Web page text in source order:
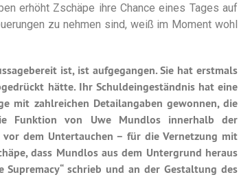
erhöht Zschäpe ihre Chance eines Tages auf
zu nehmen sind, weiß im Moment wohl
ist, ist aufgegangen. Sie hat erstmals
hätte. Ihr Schuldeingeständnis hat eine
mit zahlreichen Detailangaben gewonnen, die
Funktion von Uwe Mundlos innerhalb der
dem Untertauchen – für die Vernetzung mit
dass Mundlos aus dem Untergrund heraus
schrieb und an der Gestaltung des